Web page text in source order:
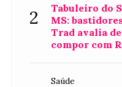
2
Tabuleiro do
MS:
Trad avalia
compor com
Saúde